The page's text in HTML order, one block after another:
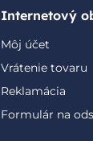
Internetový
Môj účet
Vrátenie tovaru
Reklamácia
Formulár na